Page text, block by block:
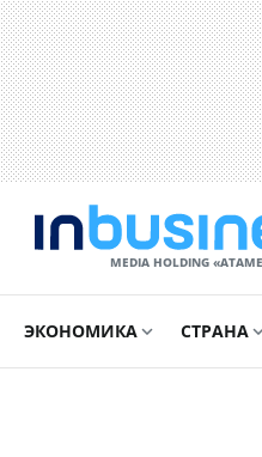
MEDIA HOLDING
ЭКОНОМИКА СТРАНА